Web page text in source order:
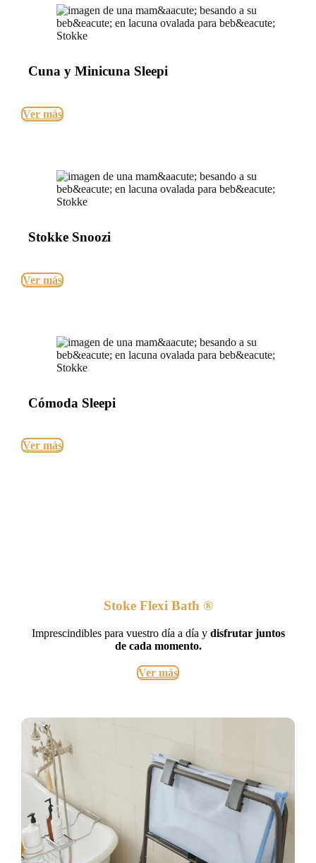
Cuna y Minicuna Sleepi
Ver más
Stokke Snoozi
Ver más
Cómoda Sleepi
Ver más
Stoke Flexi Bath ®
Imprescindibles para vuestro día a día y disfrutar juntos
de cada momento.
Ver más